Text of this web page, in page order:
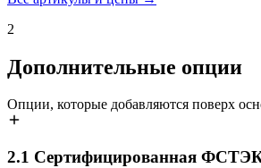
2
Дополнительные опции
Опции, которые добавляются поверх
2.1 Сертифицированная ФСТЭК